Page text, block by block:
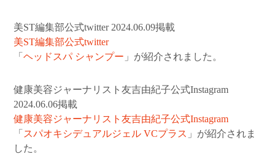
美ST編集部公式twitter 2024.06.09掲載
美ST編集部公式twitter
「ヘッドスパ シャンプー 」が紹介されました。
健康美容ジャーナリスト友吉由紀子公式Instagram
2024.06.06掲載
健康美容ジャーナリスト友吉由紀子公式Instagram
「 スパオキシデュアルジェル VCプラス 」が紹介されま
した。